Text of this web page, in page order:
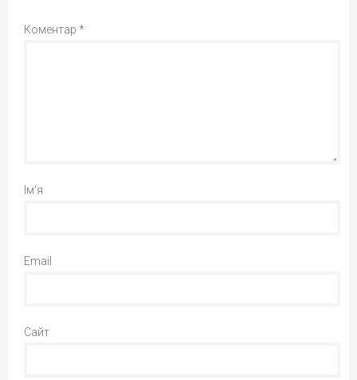
Коментар *
Ім'я
Email
Сайт